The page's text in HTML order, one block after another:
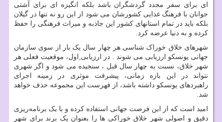
ای برای سفر مجدد گردشگران باشد بلکه انگیزه ای برای آشتی
جوانان با فرهنگ غذایی کشورشان می شود از این رو نه تنها در گیلان
بلکه باید در تمام استانهای کشور این جاذبه و میراث فرهنگی را حفظ
کرده و به دنیا عرضه کرد.
شهرهای خلاق خوراک شناسی هر چهار سال یک بار از سوی سازمان
جهانی یونسکو ارزیابی می شوند . در ارزیابی ِاول، موقعیت فعلی هر
شهر خلاق، نسبت به چهار سال قبل ، سنجیده می شود و اگر شهری
نتواند در این بازه زمانی، پیشرفت موثری در زمینه اجرای
راهبردهای یونسکو داشته باشد، از فهرست این مجموعه حذف خواهد
شد.
امید است که از این فرصت جهانی استفاده کرده و با یک برنامه‌ریزی
دقیق و اصولی شهر خلاق خوراکی ها را بعنوان یک برند برای شهر